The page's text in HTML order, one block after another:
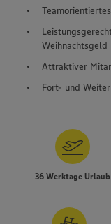
Weihnachtsgeld
Attraktiver
Fort- und
36 Werktage Urlaub